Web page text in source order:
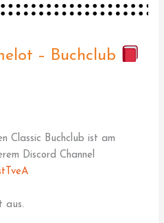
– Buchclub
Classic Buchclub ist am
Discord Channel
aus.